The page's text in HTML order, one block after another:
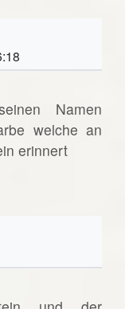
Namen
welche an
erinnert